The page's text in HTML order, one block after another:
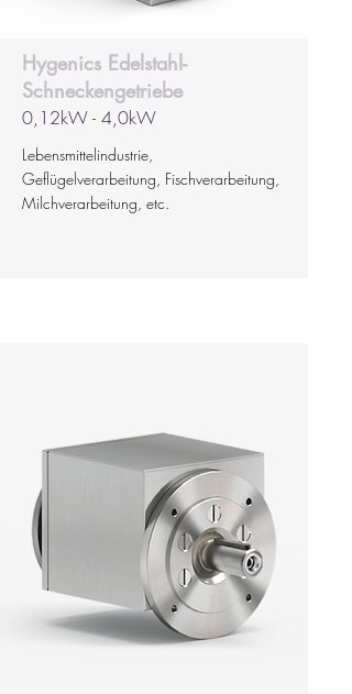
Hygenics Edelstahl-
Schneckengetriebe
0,12kW - 4,0kW
Lebensmittelindustrie,
Geflügelverarbeitung, Fischverarbeitung,
Milchverarbeitung, etc.